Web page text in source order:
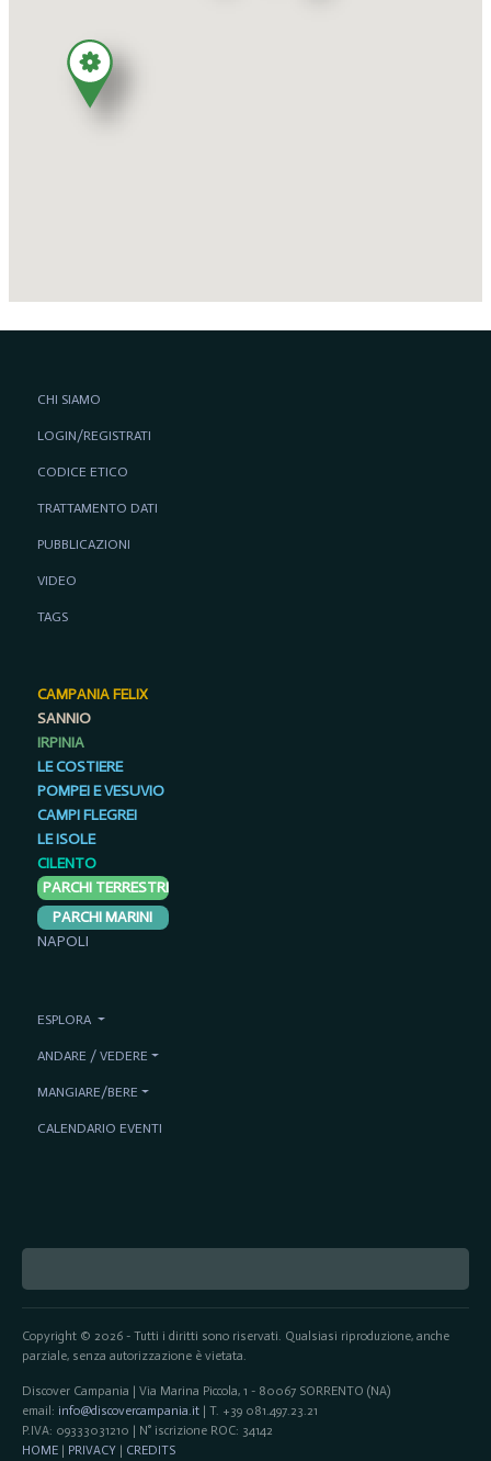
Copyright © 2026 - Tutti i diritti sono riservati. Qualsiasi riproduzione, anche
parziale, senza autorizzazione è vietata.
Discover Campania | Via Marina Piccola, 1 - 80067 SORRENTO (NA)
email: info@discovercampania.it| T. +39 081.497.23.21
P.IVA: 09333031210 | N° iscrizione ROC: 34142
HOME| PRIVACY | CREDITS
CHI SIAMO
LOGIN/REGISTRATI
CODICE ETICO
TRATTAMENTO DATI
PUBBLICAZIONI
VIDEO
TAGS
CAMPANIA FELIX
SANNIO
IRPINIA
LE COSTIERE
POMPEI E VESUVIO
CAMPI FLEGREI
LE ISOLE
CILENTO
PARCHI TERRESTRI
PARCHI MARINI
NAPOLI
ESPLORA
ANDARE / VEDERE
MANGIARE/BERE
CALENDARIO EVENTI